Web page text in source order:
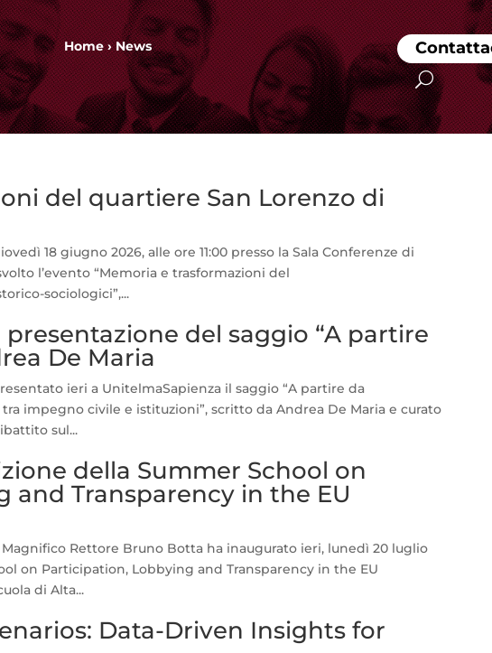
Home›News
del quartiere San Lorenzo di
18 giugno 2026, alle ore 11:00 presso la Sala Conferenze di
l’evento “Memoria e trasformazioni del
sociologici”,...
del saggio “A partire
De Maria
ieri a UnitelmaSapienza il saggio “A partire da
impegno civile e istituzioni”, scritto da Andrea De Maria e curato
sul...
della Summer School on
and Transparency in the EU
Rettore Bruno Botta ha inaugurato ieri, lunedì 20 luglio
on Participation, Lobbying and Transparency in the EU
di Alta...
Data-Driven Insights for